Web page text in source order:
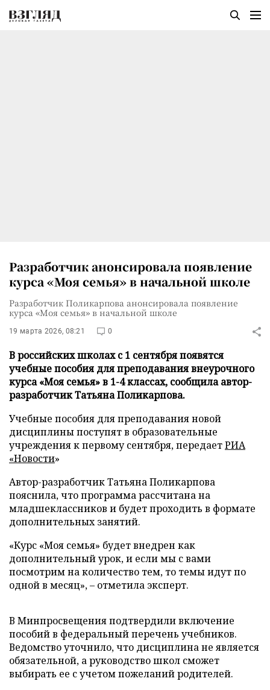
Разработчик анонсировала появление
курса «Моя семья» в начальной школе
Разработчик Поликарпова анонсировала появление
курса «Моя семья» в начальной школе
19 марта 2026, 08:21 0
В российских школах с 1 сентября появятся
учебные пособия для преподавания внеурочного
курса «Моя семья» в 1-4 классах, сообщила автор-
разработчик Татьяна Поликарпова.
Учебные пособия для преподавания новой
дисциплины поступят в образовательные
учреждения к первому сентября, передаетРИА
«Новости»
Автор-разработчик Татьяна Поликарпова
пояснила, что программа рассчитана на
младшеклассников и будет проходить в формате
дополнительных занятий.
«Курс «Моя семья» будет внедрен как
дополнительный урок, и если мы с вами
посмотрим на количество тем, то темы идут по
одной в месяц», – отметила эксперт.
В Минпросвещения подтвердили включение
пособий в федеральный перечень учебников.
Ведомство уточнило, что дисциплина не является
обязательной, а руководство школ сможет
выбирать ее с учетом пожеланий родителей.